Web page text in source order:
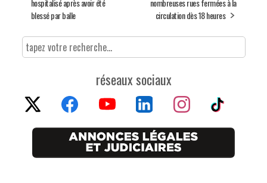
hospitalisé après avoir été
blessé par balle
nombreuses rues fermées à la
circulation dès 18 heures
réseaux sociaux